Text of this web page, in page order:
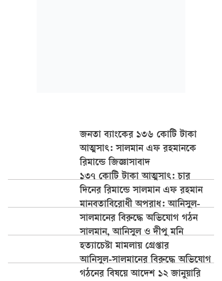
জনতা ব্যাংকের ১৩৬ কোটি টাকা
আত্মসাৎ: সালমান এফ রহমানকে
রিমান্ডে জিজ্ঞাসাবাদ
১৩৭ কোটি টাকা আত্মসাৎ: চার
দিনের রিমান্ডে সালমান এফ রহমান
মানবতাবিরোধী অপরাধ: আনিসুল-
সালমানের বিরুদ্ধে অভিযোগ গঠন
সালমান, আনিসুল ও দীপু মনি
হত্যাচেষ্টা মামলায় গ্রেপ্তার
আনিসুল-সালমানের বিরুদ্ধে অভিযোগ
গঠনের বিষয়ে আদেশ ১২ জানুয়ারি